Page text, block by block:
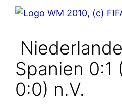
Spanien 0:1
0:0) n.V.